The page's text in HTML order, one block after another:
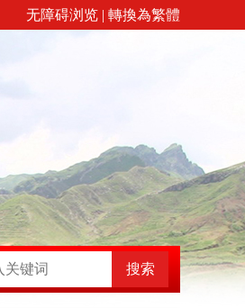
无障碍浏览 | 轉換為繁體
搜索